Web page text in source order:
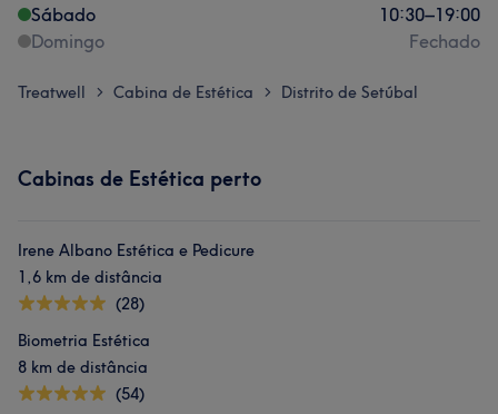
Sábado
10:30–19:00
Domingo
Fechado
Treatwell > Cabina de Estética > Distrito de Setúbal
Cabinas de Estética perto
Irene Albano Estética e Pedicure
1,6 km de distância
(28)
Biometria Estética
8 km de distância
(54)